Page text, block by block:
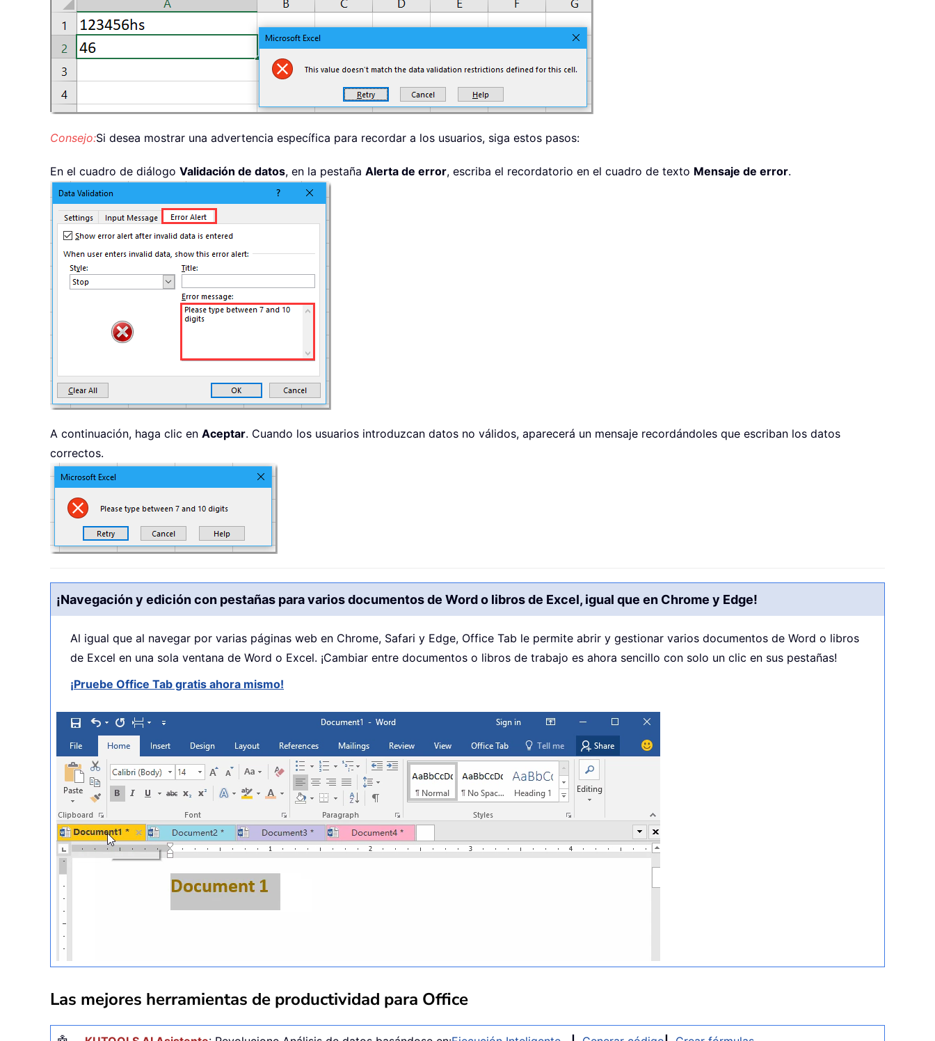
Consejo:Si desea mostrar una advertencia específica para recordar a los usuarios, siga estos pasos:
En el cuadro de diálogo Validación de datos, en la pestaña Alerta de error, escriba el recordatorio en el cuadro de texto Mensaje de error.
A continuación, haga clic en Aceptar. Cuando los usuarios introduzcan datos no válidos, aparecerá un mensaje recordándoles que escriban los datos
correctos.
¡Navegación y edición con pestañas para varios documentos de Word o libros de Excel, igual que en Chrome y Edge!
Al igual que al navegar por varias páginas web en Chrome, Safari y Edge, Office Tab le permite abrir y gestionar varios documentos de Word o libros
de Excel en una sola ventana de Word o Excel. ¡Cambiar entre documentos o libros de trabajo es ahora sencillo con solo un clic en sus pestañas!
¡Pruebe Office Tab gratis ahora mismo!
Las mejores herramientas de productividad para Office